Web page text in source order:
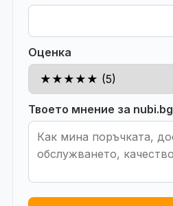
Оценка
Твоето мнение за nubi.bg